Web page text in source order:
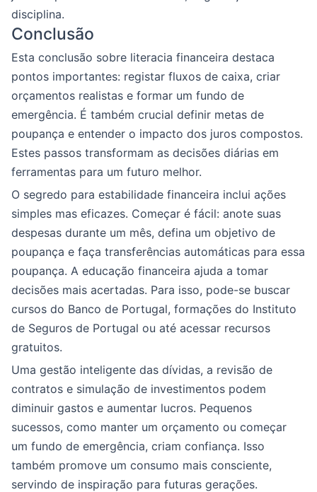
disciplina.
Conclusão
Esta conclusão sobre literacia financeira destaca
pontos importantes: registar fluxos de caixa, criar
orçamentos realistas e formar um fundo de
emergência. É também crucial definir metas de
poupança e entender o impacto dos juros compostos.
Estes passos transformam as decisões diárias em
ferramentas para um futuro melhor.
O segredo para estabilidade financeira inclui ações
simples mas eficazes. Começar é fácil: anote suas
despesas durante um mês, defina um objetivo de
poupança e faça transferências automáticas para essa
poupança. A educação financeira ajuda a tomar
decisões mais acertadas. Para isso, pode-se buscar
cursos do Banco de Portugal, formações do Instituto
de Seguros de Portugal ou até acessar recursos
gratuitos.
Uma gestão inteligente das dívidas, a revisão de
contratos e simulação de investimentos podem
diminuir gastos e aumentar lucros. Pequenos
sucessos, como manter um orçamento ou começar
um fundo de emergência, criam confiança. Isso
também promove um consumo mais consciente,
servindo de inspiração para futuras gerações.